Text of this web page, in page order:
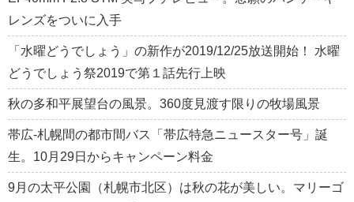
レンズをついに入手
「水曜どうでしょう」の新作が2019/12/25放送開始！ 水曜
どうでしょう祭2019で第１話先行上映
秋の多和平展望台の風景。360度見渡す限りの牧場風景
帯広-札幌間の都市間バス「帯広特急ニュースター号」誕
生。10月29日からキャンペーン料金
9月の太平公園（札幌市北区）は秋の花が美しい。マリーゴ